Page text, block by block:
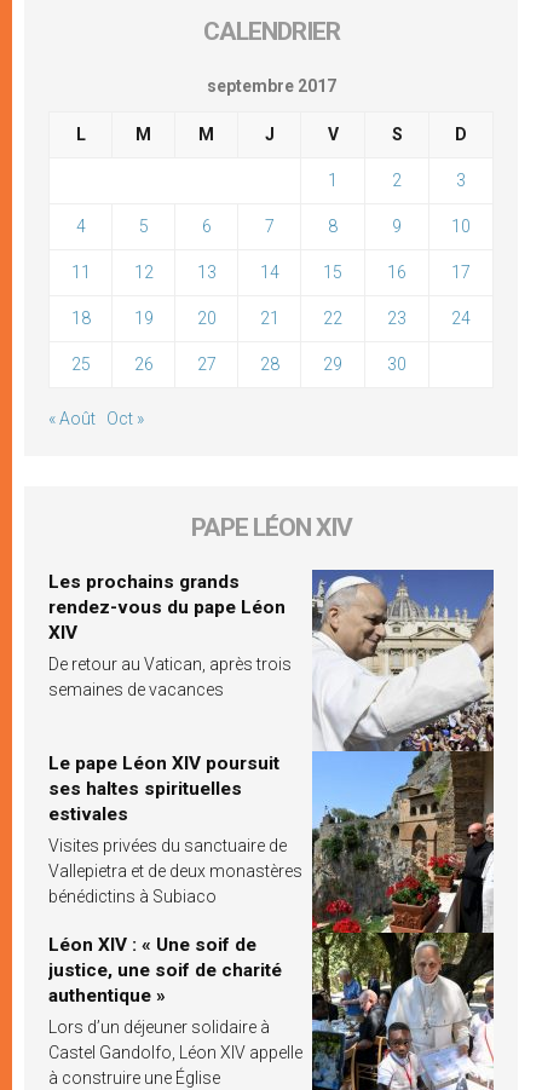
CALENDRIER
septembre 2017
L M M J V S D
1 2 3
4 5 6 7 8 9 10
11 12 13 14 15 16 17
18 19 20 21 22 23 24
25 26 27 28 29 30
« Août Oct »
PAPE LÉON XIV
Les prochains grands
rendez-vous du pape Léon
XIV
De retour au Vatican, après trois
semaines de vacances
Le pape Léon XIV poursuit
ses haltes spirituelles
estivales
Visites privées du sanctuaire de
Vallepietra et de deux monastères
bénédictins à Subiaco
Léon XIV : « Une soif de
justice, une soif de charité
authentique »
Lors d’un déjeuner solidaire à
Castel Gandolfo, Léon XIV appelle
à construire une Église